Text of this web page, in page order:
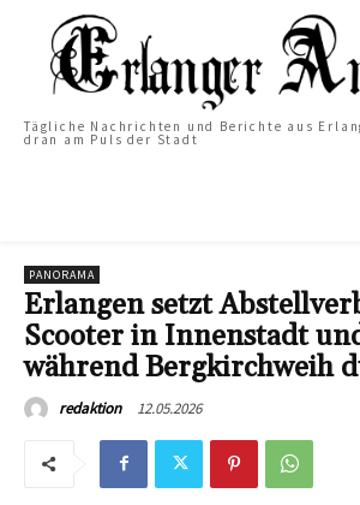
Tägliche Nachrichten und Berichte aus
dran am Puls der Stadt
PANORAMA
Erlangen setzt
Scooter in Innenstadt
während Bergkirchweih
redaktion 12.05.2026